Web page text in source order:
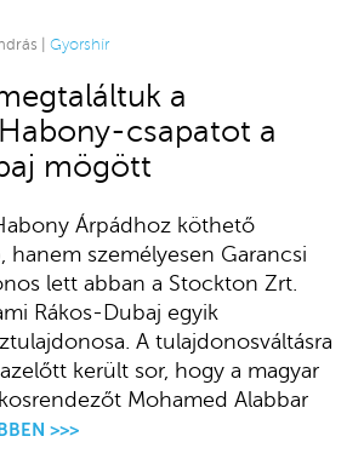
| Gyorshír
a
csapatot a
mögött
Árpádhoz köthető
hanem személyesen Garancsi
lett abban a Stockton Zrt.
Rákos-Dubaj egyik
A tulajdonosváltásra
került sor, hogy a magyar
Mohamed Alabbar
>>>